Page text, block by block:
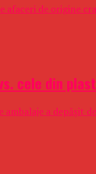
afaceri de origine
cele din
ambalaje a